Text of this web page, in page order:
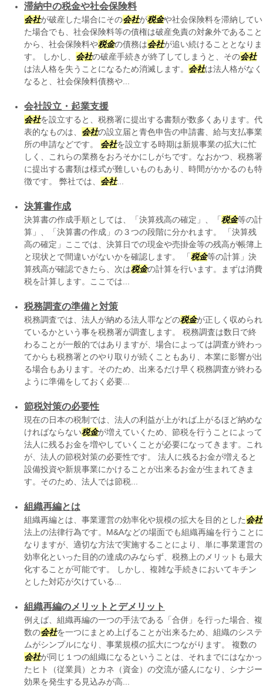
滞納中の税金や社会保険料
会社が破産した場合にその会社が税金や社会保険料を滞納してい
た場合でも、社会保険料等の債権は破産免責の対象外であること
から、社会保険料や税金の債務は会社が追い続けることとなりま
す。 しかし、 会社の破産手続きが終了してしまうと、その会社
は法人格を失うことになるため消滅します。 会社は法人格がなく
なると、社会保険料債務や...
会社設立・起業支援
会社を設立すると、税務署に提出する書類が数多くあります。代
表的なものは、 会社の設立届と青色申告の申請書、給与支払事業
所の申請などです。 会社を設立する時期は新規事業の拡大に忙
しく、これらの業務をおろそかにしがちです。なおかつ、税務署
に提出する書類は様式が難しいものもあり、時間がかかるのも特
徴です。 弊社では、 会社...
決算書作成
決算書の作成手順としては、「決算残高の確定」、「 税金等の計
算」、「決算書の作成」の３つの段階に分かれます。 「決算残
高の確定」ここでは、決算日での現金や売掛金等の残高が帳簿上
と現状とで間違いがないかを確認します。 「 税金等の計算」決
算残高が確認できたら、次は税金の計算を行います。まずは消費
税を計算します。ここでは...
税務調査の準備と対策
税務調査では、法人が納める法人罪などの税金が正しく収められ
ているかという事を税務署が調査します。 税務調査は数日で終
わることが一般的ではありますが、場合によっては調査が終わっ
てからも税務署とのやり取りが続くこともあり、本業に影響が出
る場合もあります。そのため、出来るだけ早く税務調査が終わる
ように準備をしておく必要...
節税対策の必要性
現在の日本の税制では、法人の利益が上がれば上がるほど納めな
ければならない税金が増えていくため、節税を行うことによって
法人に残るお金を増やしていくことが必要になってきます。これ
が、法人の節税対策の必要性です。 法人に残るお金が増えると
設備投資や新規事業にかけることが出来るお金が生まれてきま
す。そのため、法人では節税...
組織再編とは
組織再編とは、事業運営の効率化や規模の拡大を目的とした会社
法上の法律行為です。M&Aなどの場面でも組織再編を行うことに
なりますが、適切な方法で実施することにより、単に事業運営の
効率化といった目的の達成のみならず、税務上のメリットも最大
化することが可能です。 しかし、複雑な手続きにおいてキチン
とした対応が欠けている...
組織再編のメリットとデメリット
例えば、組織再編の一つの手法である「合併」を行った場合、複
数の会社を一つにまとめ上げることが出来るため、組織のシステ
ムがシンプルになり、事業規模の拡大につながります。 複数の
会社が同じ１つの組織になるということは、それまでにはなかっ
たヒト（従業員）とカネ（資金）の交流が盛んになり、シナジー
効果を発生する見込みが高...